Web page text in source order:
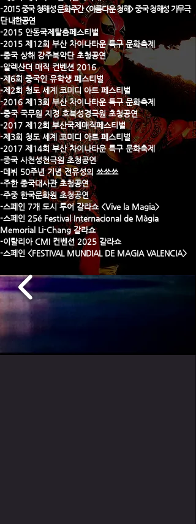
-2015 중국 청해성 문화주간 <아름다운 청해> 중국 청해성 가무극
단 내한공연
-2015 안동국제탈춤페스티벌
-2015 제12회 부산 차이나타운 특구 문화축제
-중국 상해 강주북악단 초청공연
-알렉산더 매직 컨벤션 2016
-제6회 중국인 유학생 페스티벌
-제2회 청도 세계 코미디 아트 페스티벌
-2016 제13회 부산 차이나타운 특구 문화축제
-중국 국무원 지정 호북성경극원 초청공연
-2017 제12회 부산국제매직페스티벌
-제3회 청도 세계 코미디 아트 페스티벌
-2017 제14회 부산 차이나타운 특구 문화축제
-중국 사천성천극원 초청공연
​-데뷔 50주년 기념 전유성의 쑈쑈쑈
-주한 중국대사관 초청공연
-주중 한국문화원 초청공연
​-스페인 7개 도시 투어 갈라쇼 <Vive la Magia>
-스페인 25é Festival Internacional de Màgia
Memorial Li-Chang 갈라쇼
​-이탈리아 CMI 컨벤션 2025 갈라쇼
-스페인 <FESTIVAL MUNDIAL DE MAGIA VALENCIA>